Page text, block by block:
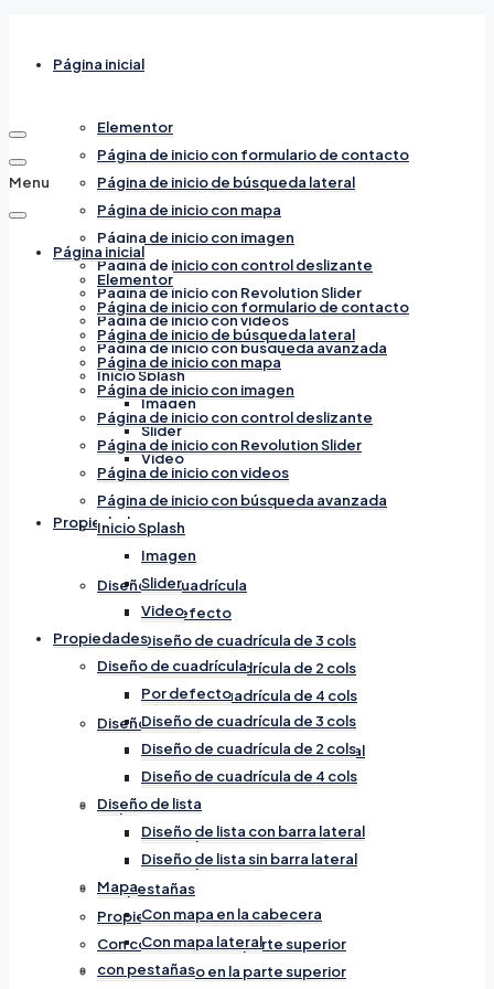
Página inicial
Elementor
Página de inicio con formulario de contacto
Página de inicio de búsqueda lateral
Página de inicio con mapa
Página de inicio con imagen
Página de inicio con control deslizante
Página de inicio con Revolution Slider
Página de inicio con videos
Página de inicio con búsqueda avanzada
Inicio Splash
Imagen
Slider
Video
Propiedades
Diseño de cuadrícula
Por defecto
Diseño de cuadrícula de 3 cols
Diseño de cuadrícula de 2 cols
Diseño de cuadrícula de 4 cols
Diseño de lista
Diseño de lista con barra lateral
Diseño de lista sin barra lateral
Mapa
Con mapa en la cabecera
Con mapa lateral
con pestañas
Propiedades Destacadas
Con contenido en la parte superior
Con contenido en la parte superior
Menu
Página inicial
Elementor
Página de inicio con formulario de contacto
Página de inicio de búsqueda lateral
Página de inicio con mapa
Página de inicio con imagen
Página de inicio con control deslizante
Página de inicio con Revolution Slider
Página de inicio con videos
Página de inicio con búsqueda avanzada
Inicio Splash
Imagen
Slider
Video
Propiedades
Diseño de cuadrícula
Por defecto
Diseño de cuadrícula de 3 cols
Diseño de cuadrícula de 2 cols
Diseño de cuadrícula de 4 cols
Diseño de lista
Diseño de lista con barra lateral
Diseño de lista sin barra lateral
Mapa
Con mapa en la cabecera
Con mapa lateral
con pestañas